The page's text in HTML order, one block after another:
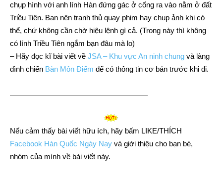
chụp hình với anh lính Hàn đứng gác ở cổng ra vào nằm ở đất
Triều Tiên. Bạn nên tranh thủ quay phim hay chụp ảnh khi có
thể, chứ không cần chờ hiệu lệnh gì cả. (Trong này thì không
có lính Triều Tiên ngắm bạn đâu mà lo)
– Hãy đọc kĩ bài viết về JSA – Khu vực An ninh chung và làng
đình chiến Bàn Môn Điếm để có thông tin cơ bản trước khi đi.
——————————————————–
Nếu cảm thấy bài viết hữu ích, hãy bấm LIKE/THÍCH
Facebook Hàn Quốc Ngày Nay và giới thiệu cho bạn bè,
nhóm của mình về bài viết này.